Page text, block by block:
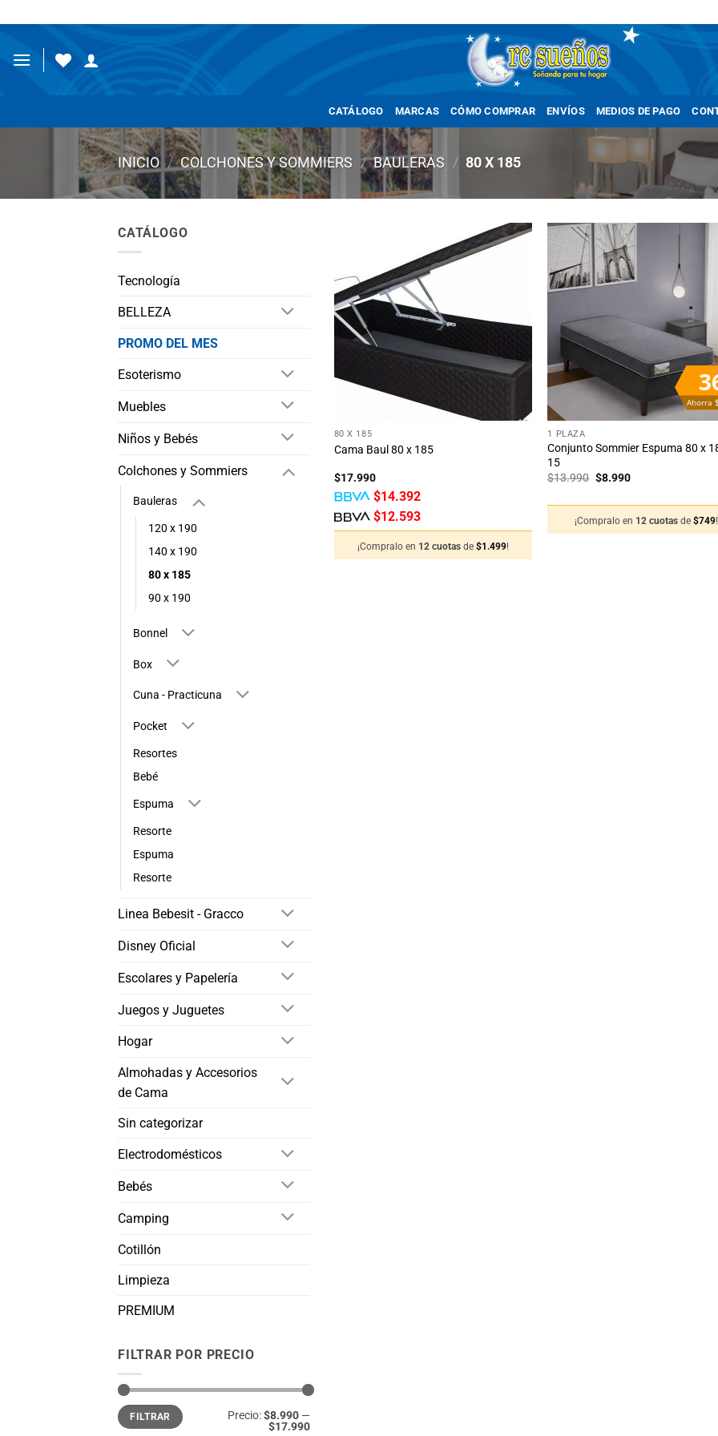
al
contenido
CATÁLOGO MARCAS CÓMO COMPRAR ENVÍOS MEDIOS DE PAGO
INICIO / COLCHONES Y SOMMIERS / BAULERAS / 80 X 185
CATÁLOGO
Tecnología
BELLEZA
PROMO DEL MES
Esoterismo
Muebles
Niños y Bebés
Colchones y Sommiers
Bauleras
120 x 190
140 x 190
80 x 185
90 x 190
Bonnel
Box
Cuna - Practicuna
Pocket
Resortes
Bebé
Espuma
Resorte
Espuma
Resorte
Linea Bebesit - Gracco
Disney Oficial
Escolares y Papelería
Juegos y Juguetes
Hogar
Almohadas y Accesorios
de Cama
Sin categorizar
Electrodomésticos
Bebés
Camping
Cotillón
Limpieza
PREMIUM
FILTRAR POR PRECIO
Precio
mínimo
Precio
máximo
FILTRAR Precio:$8.990 —
$17.990
80 X 185
Cama Baul 80 x 185
$17.990
$14.392
$12.593
¡Compralo en 12 cuotas de $1.499!
Ahorra
1 PLAZA
Conjunto Sommier Espuma 80 x
15
$13.990 El
$13.990.
$8.990El
$8.990.
¡Compralo en 12 cuotasde$749!